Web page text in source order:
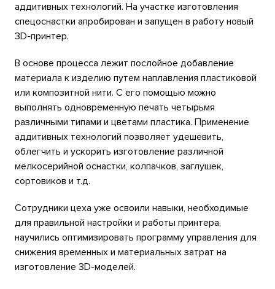
аддитивных технологий. На участке изготовления
спецоснастки апробирован и запущен в работу новый
3D-принтер.
В основе процесса лежит послойное добавление
материала к изделию путем наплавления пластиковой
или композитной нити. С его помощью можно
выполнять одновременную печать четырьмя
различными типами и цветами пластика. Применение
аддитивных технологий позволяет удешевить,
облегчить и ускорить изготовление различной
мелкосерийной оснастки, колпачков, заглушек,
сортовиков и т.д.
Сотрудники цеха уже освоили навыки, необходимые
для правильной настройки и работы принтера,
научились оптимизировать программу управления для
снижения временных и материальных затрат на
изготовление 3D-моделей.